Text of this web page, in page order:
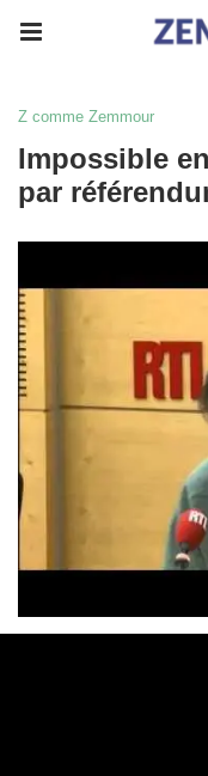
Z comme Zemmour
Impossible
par